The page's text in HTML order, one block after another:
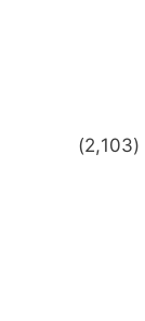
(2,103)